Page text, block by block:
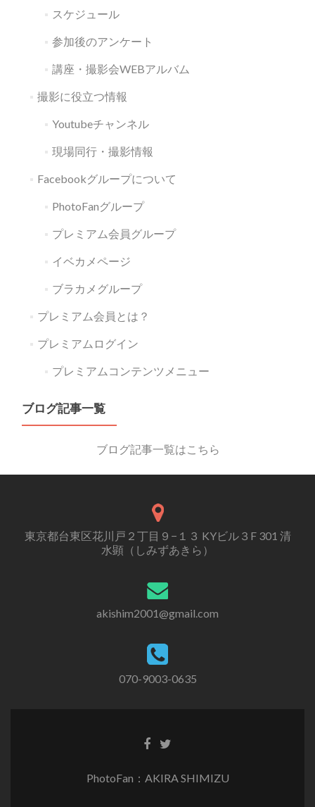
スケジュール
参加後のアンケート
講座・撮影会WEBアルバム
撮影に役立つ情報
Youtubeチャンネル
現場同行・撮影情報
Facebookグループについて
PhotoFanグループ
プレミアム会員グループ
イベカメページ
ブラカメグループ
プレミアム会員とは？
プレミアムログイン
プレミアムコンテンツメニュー
ブログ記事一覧
ブログ記事一覧はこちら
東京都台東区花川戸２丁目９−１３ KYビル３F 301 清
水顕（しみずあきら）
akishim2001@gmail.com
070-9003-0635
PhotoFan：AKIRA SHIMIZU